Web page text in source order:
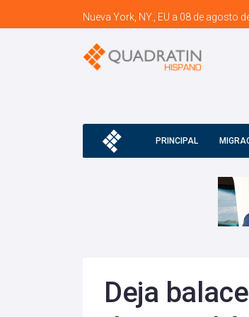
Nueva York, NY., EU a 08 de agosto
PRINCIPAL
Deja